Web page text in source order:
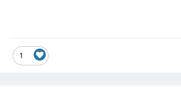
اليسار ضمن الصفحة بشكل سليم، يصبح
1